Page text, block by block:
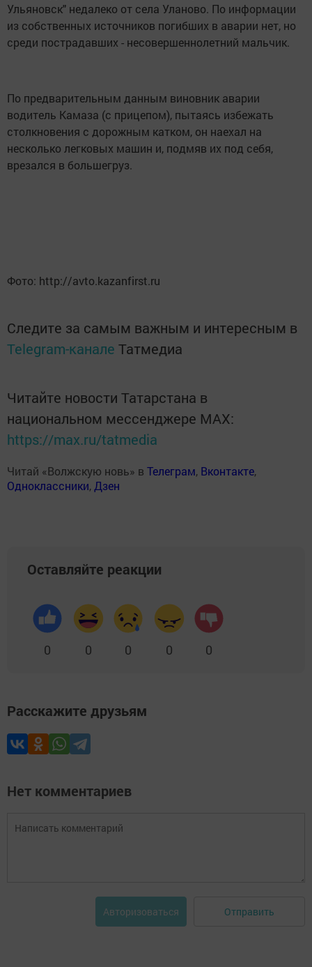
Ульяновск" недалеко от села Уланово. По информации
из собственных источников погибших в аварии нет, но
среди пострадавших - несовершеннолетний мальчик.
По предварительным данным виновник аварии
водитель Камаза (с прицепом), пытаясь избежать
столкновения с дорожным катком, он наехал на
несколько легковых машин и, подмяв их под себя,
врезался в большегруз.
Фото: http://avto.kazanfirst.ru
Следите за самым важным и интересным в
Telegram-канале Татмедиа
Читайте новости Татарстана в
национальном мессенджере MАХ:
https://max.ru/tatmedia
Читай «Волжскую новь» в Телеграм, Вконтакте,
Одноклассники, Дзен
Оставляйте реакции
0 0 0 0 0
Расскажите друзьям
Нет комментариев
Авторизоваться Отправить